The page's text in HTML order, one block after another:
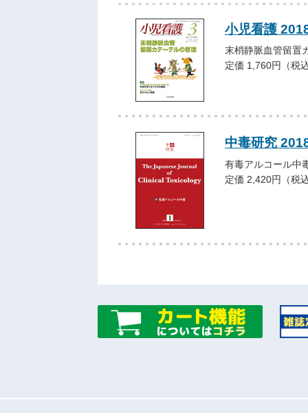
小児看護
末梢静脈血管留置
定価 1,760円（税
中毒研究
有毒アルコール中
定価 2,420円（税